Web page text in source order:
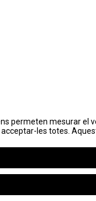
permeten mesurar el
les totes.
permeten mesurar el
les totes.